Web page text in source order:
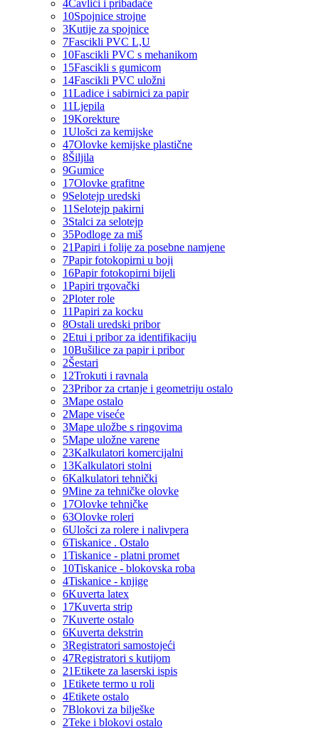
4Čavlići i pribadaće
10Spojnice strojne
3Kutije za spojnice
7Fascikli PVC L,U
10Fascikli PVC s mehanikom
15Fascikli s gumicom
14Fascikli PVC uložni
11Ladice i sabirnici za papir
11Ljepila
19Korekture
1Ulošci za kemijske
47Olovke kemijske plastične
8Šiljila
9Gumice
17Olovke grafitne
9Selotejp uredski
11 Selotejp pakirni
3Stalci za selotejp
35Podloge za miš
21Papiri i folije za posebne namjene
7Papir fotokopirni u boji
16Papir fotokopirni bijeli
1Papiri trgovački
2Ploter role
11Papiri za kocku
8Ostali uredski pribor
2Etui i pribor za identifikaciju
10Bušilice za papir i pribor
2Šestari
12Trokuti i ravnala
23Pribor za crtanje i geometriju ostalo
3Mape ostalo
2Mape viseće
3Mape uložbe s ringovima
5Mape uložne varene
23Kalkulatori komercijalni
13Kalkulatori stolni
6Kalkulatori tehnički
9Mine za tehničke olovke
17Olovke tehničke
63Olovke roleri
6Ulošci za rolere i nalivpera
6Tiskanice . Ostalo
1Tiskanice - platni promet
10Tiskanice - blokovska roba
4Tiskanice - knjige
6Kuverta latex
17Kuverta strip
7Kuverte ostalo
6Kuverta dekstrin
3Registratori samostojeći
47Registratori s kutijom
21Etikete za laserski ispis
1Etikete termo u roli
4Etikete ostalo
7Blokovi za bilješke
2Teke i blokovi ostalo